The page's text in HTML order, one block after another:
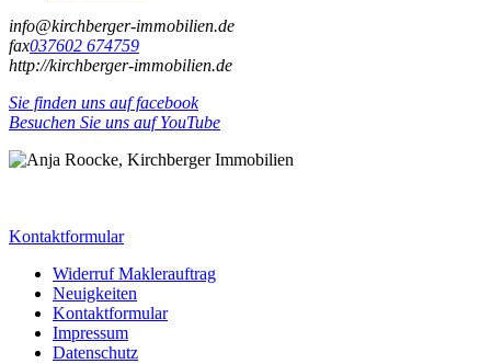
info@kirchberger-immobilien.de
fax037602 674759
http://kirchberger-immobilien.de
Sie finden uns auf facebook
Besuchen Sie uns auf YouTube
Kontaktformular
Widerruf Maklerauftrag
Neuigkeiten
Kontaktformular
Impressum
Datenschutz